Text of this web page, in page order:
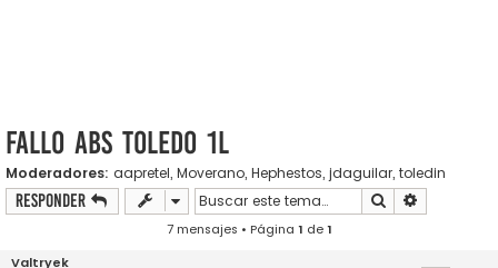
Fallo ABS toledo 1L
Moderadores: aapretel, Moverano, Hephestos, jdaguilar, toledin
Responder Buscar
7 mensajes • Página 1 de1
Valtryek